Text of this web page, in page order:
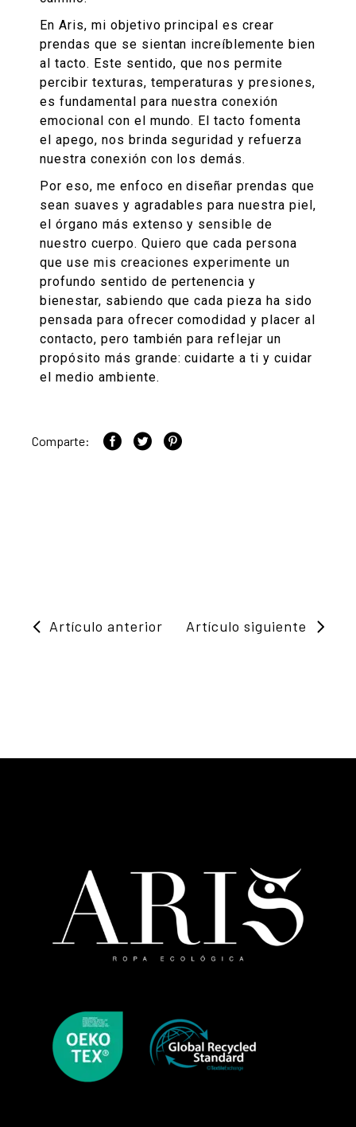
En Aris, mi objetivo principal es crear
prendas que se sientan increíblemente bien
al tacto. Este sentido, que nos permite
percibir texturas, temperaturas y presiones,
es fundamental para nuestra conexión
emocional con el mundo. El tacto fomenta
el apego, nos brinda seguridad y refuerza
nuestra conexión con los demás.
Por eso, me enfoco en diseñar prendas que
sean suaves y agradables para nuestra piel,
el órgano más extenso y sensible de
nuestro cuerpo. Quiero que cada persona
que use mis creaciones experimente un
profundo sentido de pertenencia y
bienestar, sabiendo que cada pieza ha sido
pensada para ofrecer comodidad y placer al
contacto, pero también para reflejar un
propósito más grande: cuidarte a ti y cuidar
el medio ambiente.
Comparte:
Artículo anterior Artículo siguiente